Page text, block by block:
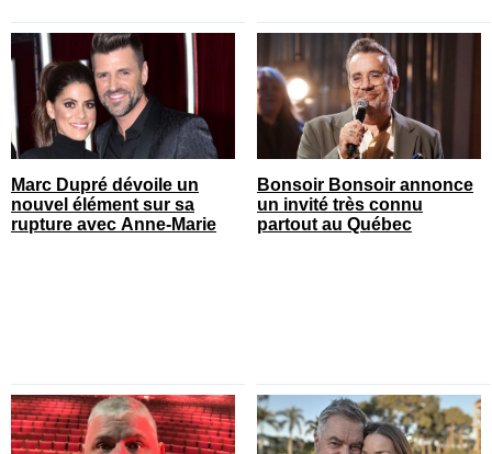
Marc Dupré dévoile un
nouvel élément sur sa
rupture avec Anne-Marie
Bonsoir Bonsoir annonce
un invité très connu
partout au Québec